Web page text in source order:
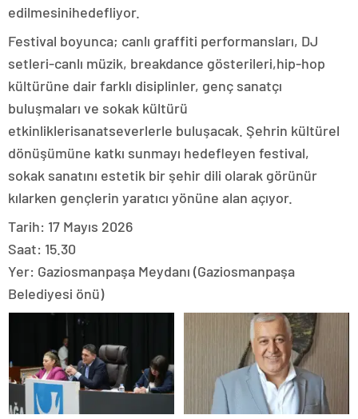
edilmesinihedefliyor.
Festival boyunca; canlı graffiti performansları, DJ
setleri-canlı müzik, breakdance gösterileri,hip-hop
kültürüne dair farklı disiplinler, genç sanatçı
buluşmaları ve sokak kültürü
etkinliklerisanatseverlerle buluşacak. Şehrin kültürel
dönüşümüne katkı sunmayı hedefleyen festival,
sokak sanatını estetik bir şehir dili olarak görünür
kılarken gençlerin yaratıcı yönüne alan açıyor.
Tarih: 17 Mayıs 2026
Saat: 15.30
Yer: Gaziosmanpaşa Meydanı (Gaziosmanpaşa
Belediyesi önü)